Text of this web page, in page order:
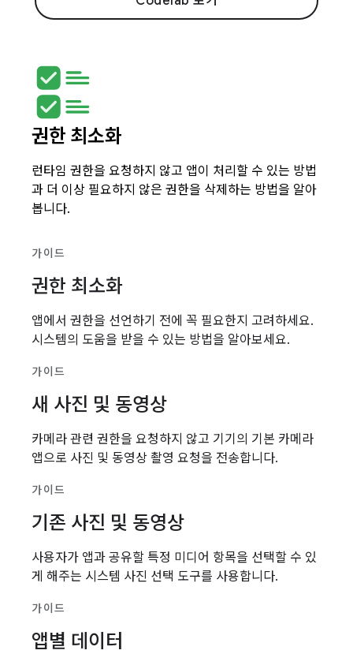
권한 최소화
런타임 권한을 요청하지 않고 앱이 처리할 수 있는 방법
과 더 이상 필요하지 않은 권한을 삭제하는 방법을 알아
봅니다.
가이드
권한 최소화
앱에서 권한을 선언하기 전에 꼭 필요한지 고려하세요.
시스템의 도움을 받을 수 있는 방법을 알아보세요.
가이드
새 사진 및 동영상
카메라 관련 권한을 요청하지 않고 기기의 기본 카메라
앱으로 사진 및 동영상 촬영 요청을 전송합니다.
가이드
기존 사진 및 동영상
사용자가 앱과 공유할 특정 미디어 항목을 선택할 수 있
게 해주는 시스템 사진 선택 도구를 사용합니다.
가이드
앱별 데이터